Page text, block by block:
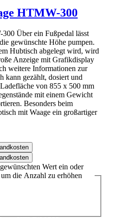
HTMW-300
Über ein Fußpedal lässt
gewünschte Höhe pumpen.
Hubtisch abgelegt wird, wird
Anzeige mit Grafikdisplay
weitere Informationen zur
kann gezählt, dosiert und
von 855 x 500 mm
mit einem Gewicht
Besonders beim
mit Waage ein großartiger
Wert ein oder
die Anzahl zu erhöhen